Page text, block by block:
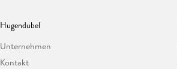
Hugendubel
Unternehmen
Kontakt